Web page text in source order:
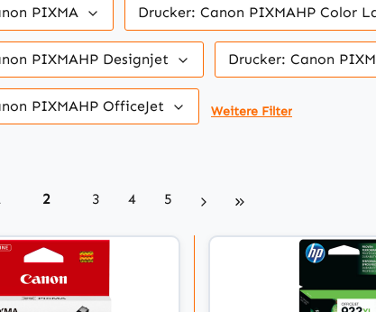
PIXMA Drucker: Canon PIXMAHP Color
PIXMAHP Designjet Drucker: Canon
PIXMAHP OfficeJet Weitere Filter
Seite
2 Seite
3 Seite
4 Seite
5